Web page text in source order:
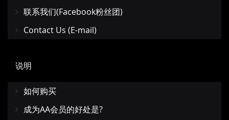
联系我们(Facebook粉丝团)
Contact Us (E-mail)
说明
如何购买
成为AA会员的好处是?